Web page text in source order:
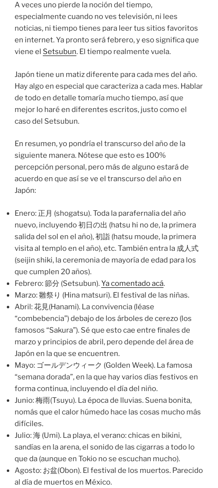
A veces uno pierde la noción del tiempo,
especialmente cuando no ves televisión, ni lees
noticias, ni tiempo tienes para leer tus sitios favoritos
en internet. Ya pronto será febrero, y eso significa que
viene el Setsubun. El tiempo realmente vuela.
Japón tiene un matiz diferente para cada mes del año.
Hay algo en especial que caracteriza a cada mes. Hablar
de todo en detalle tomaría mucho tiempo, así que
mejor lo haré en diferentes escritos, justo como el
caso del Setsubun.
En resumen, yo pondría el transcurso del año de la
siguiente manera. Nótese que esto es 100%
percepción personal, pero más de alguno estará de
acuerdo en que así se ve el transcurso del año en
Japón:
Enero: 正月 (shogatsu). Toda la parafernalia del año
nuevo, incluyendo 初日の出 (hatsu hi no de, la primera
salida del sol en el año), 初詣 (hatsu moude, la primera
visita al templo en el año), etc. También entra la 成人式
(seijin shiki, la ceremonia de mayoría de edad para los
que cumplen 20 años).
Febrero: 節分 (Setsubun).Ya comentado acá.
Marzo: 雛祭り (Hina matsuri). El festival de las niñas.
Abril: 花見(Hanami). La convivencia (léase
“combebencia”) debajo de los árboles de cerezo (los
famosos “Sakura”). Sé que esto cae entre finales de
marzo y principios de abril, pero depende del área de
Japón en la que se encuentren.
Mayo: ゴールデンウィーク (Golden Week). La famosa
“semana dorada”, en la que hay varios días festivos en
forma continua, incluyendo el día del niño.
Junio: 梅雨(Tsuyu). La época de lluvias. Suena bonita,
nomás que el calor húmedo hace las cosas mucho más
difíciles.
Julio: 海 (Umi). La playa, el verano: chicas en bikini,
sandías en la arena, el sonido de las cigarras a todo lo
que da (aunque en Tokio no se escuchan mucho).
Agosto: お盆(Obon). El festival de los muertos. Parecido
al día de muertos en México.